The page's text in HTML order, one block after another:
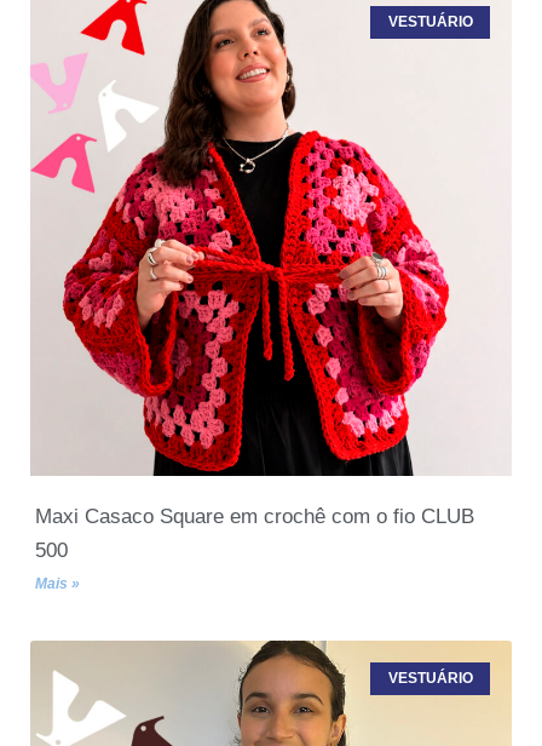
VESTUÁRIO
Maxi Casaco Square em crochê com o fio CLUB
500
Mais »
VESTUÁRIO